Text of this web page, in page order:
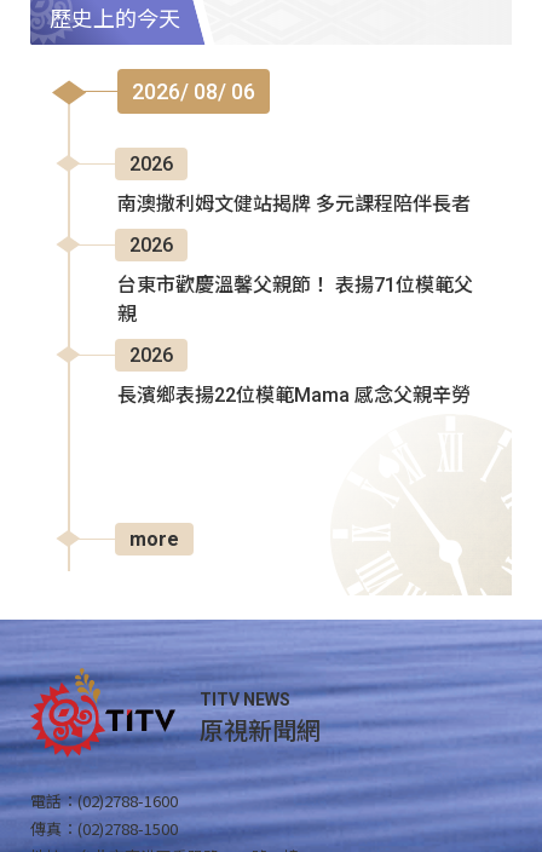
歷史上的今天
2026/ 08/ 06
2026
南澳撒利姆文健站揭牌 多元課程陪伴長者
2026
台東市歡慶溫馨父親節！ 表揚71位模範父
親
2026
長濱鄉表揚22位模範Mama 感念父親辛勞
more
TITV NEWS
原視新聞網
電話：(02)2788-1600
傳真：(02)2788-1500